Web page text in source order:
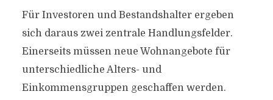
Für Investoren und Bestandshalter ergeben
sich daraus zwei zentrale Handlungsfelder.
Einerseits müssen neue Wohnangebote für
unterschiedliche Alters- und
Einkommensgruppen geschaffen werden.